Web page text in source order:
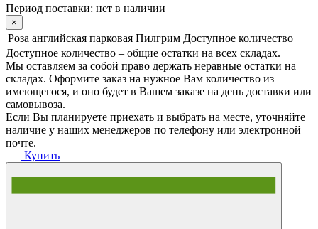
Период поставки: нет в наличии
×
Роза английская парковая Пилгрим Доступное количество
Доступное количество – общие остатки на всех складах.
Мы оставляем за собой право держать неравные остатки на
складах. Оформите заказ на нужное Вам количество из
имеющегося, и оно будет в Вашем заказе на день доставки или
самовывоза.
Если Вы планируете приехать и выбрать на месте, уточняйте
наличие у наших менеджеров по телефону или электронной
почте.
Купить